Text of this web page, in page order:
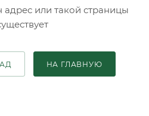
или такой страницы
НА ГЛАВНУЮ